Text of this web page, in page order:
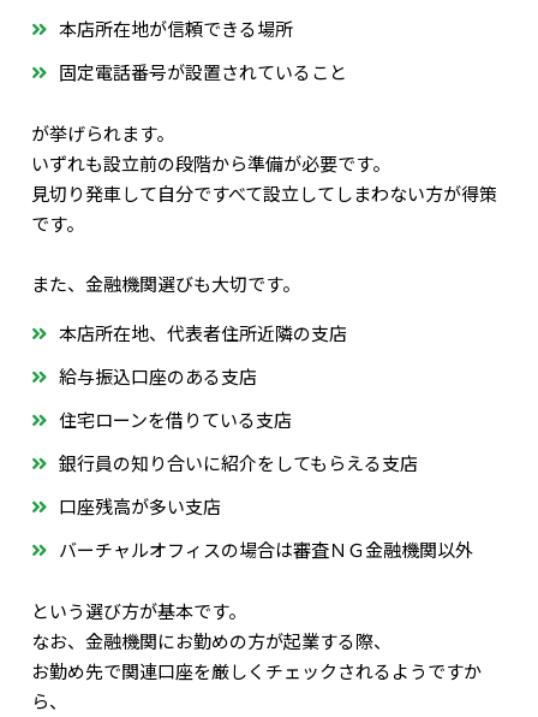
本店所在地が信頼できる場所
固定電話番号が設置されていること
が挙げられます。
いずれも設立前の段階から準備が必要です。
見切り発車して自分ですべて設立してしまわない方が得策
です。
また、金融機関選びも大切です。
本店所在地、代表者住所近隣の支店
給与振込口座のある支店
住宅ローンを借りている支店
銀行員の知り合いに紹介をしてもらえる支店
口座残高が多い支店
バーチャルオフィスの場合は審査ＮＧ金融機関以外
という選び方が基本です。
なお、金融機関にお勤めの方が起業する際、
お勤め先で関連口座を厳しくチェックされるようですか
ら、